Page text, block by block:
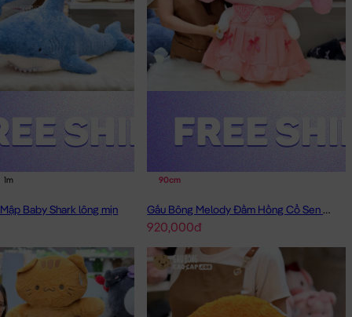
1m
Baby Shark lông mịn
90cm
Gấu Bông Melody Đầm Hồng Cổ Sen Đeo Nơ
920,000đ